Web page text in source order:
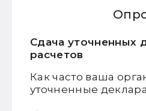
Сдача уточненных
расчетов
Как часто ваша
уточненные